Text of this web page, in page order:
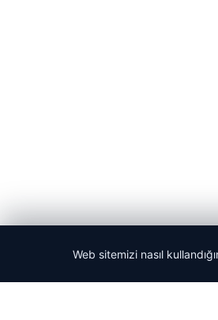
© 2026 Acil Rehber |
Web sitemizi nasıl